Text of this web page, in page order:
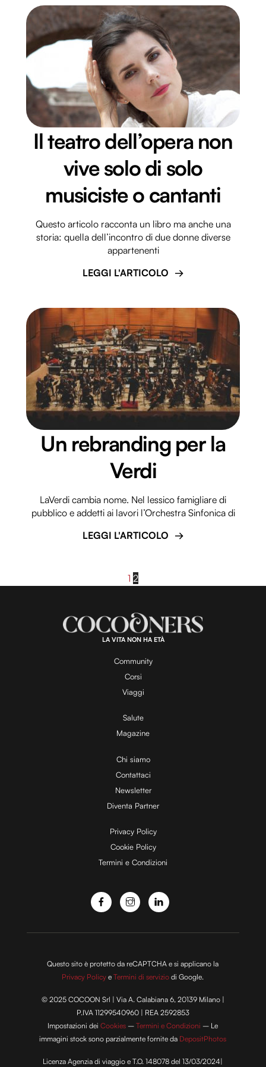
informazioni sul modo in cui utilizzi il nostro sito con i
nostri partner che si occupano di analisi dei dati web,
pubblicità e social media, i quali potrebbero combinarle
con altre informazioni che hai fornito loro o che hanno
raccolto dal tuo utilizzo dei loro servizi.
Il teatro dell’opera non
vive solo di solo
musiciste o cantanti
Questo articolo racconta un libro ma anche una
storia: quella dell’incontro di due donne diverse
appartenenti
LEGGI L'ARTICOLO
Un rebranding per la
Verdi
LaVerdi cambia nome. Nel lessico famigliare di
pubblico e addetti ai lavori l’Orchestra Sinfonica di
LEGGI L'ARTICOLO
1 2
LA VITA NON HA ETÀ
Community
Corsi
Viaggi
Salute
Magazine
Chi siamo
Contattaci
Newsletter
Diventa Partner
Privacy Policy
Cookie Policy
Termini e Condizioni
Questo sito è protetto da reCAPTCHA e si applicano la
Privacy Policy eTermini di servizio di Google.
© 2025 COCOON Srl | Via A. Calabiana 6, 20139 Milano |
P.IVA 11299540960 | REA 2592853
Impostazioni deiCookies –Termini e Condizioni – Le
immagini stock sono parzialmente fornite da DepositPhotos
Licenza Agenzia di viaggio e T.O. 148078 del 13/03/2024|